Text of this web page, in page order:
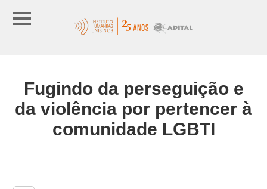
Fugindo da perseguição e
da violência por pertencer à
comunidade LGBTI